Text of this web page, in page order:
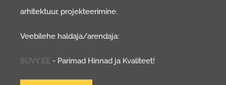
arhitektuur, projekteerimine.
Veebilehe haldaja/arendaja:
SUVY.EE - Parimad Hinnad ja Kvaliteet!